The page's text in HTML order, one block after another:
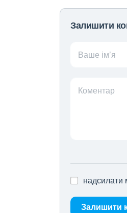
Залишити
Ваше ім’я
Коментар
надсилати
Залишити